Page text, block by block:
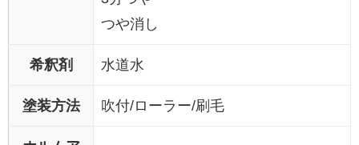
つや消し
希釈剤 水道水
塗装方法 吹付/ローラー/刷毛